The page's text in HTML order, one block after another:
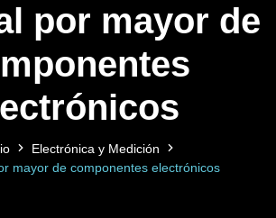
por mayor de
Electrónica y Medición
mayor de componentes electrónicos